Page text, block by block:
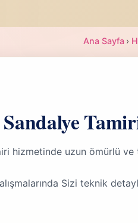
Ana Sayfa ›
Sandalye
hizmetinde uzun ömürlü
Sizi teknik